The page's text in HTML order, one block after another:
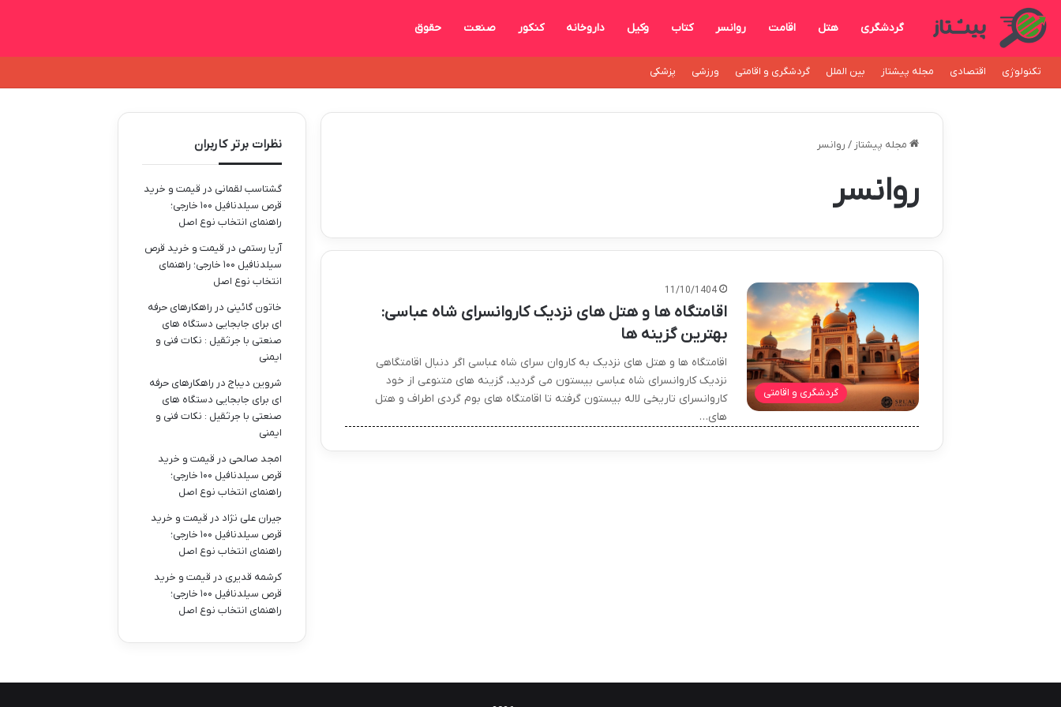
گردشگری هتل اقامت روانسر کتاب وکیل داروخانه کنکور صنعت حقوق
تکنولوژی اقتصادی مجله پیشتاز بین الملل گردشگری و اقامتی ورزشی پزشکی
مجله پیشتاز / روانسر
روانسر
گردشگری و اقامتی
11/10/1404
اقامتگاه ها و هتل های نزدیک کاروانسرای شاه عباسی:
بهترین گزینه ها
اقامتگاه ها و هتل های نزدیک به کاروان سرای شاه عباسی اگر دنبال اقامتگاهی
نزدیک کاروانسرای شاه عباسی بیستون می گردید، گزینه های متنوعی از خود
کاروانسرای تاریخی لاله بیستون گرفته تا اقامتگاه های بوم گردی اطراف و هتل
های…
نظرات برتر کاربران
گشتاسب لقمانی در قیمت و خرید
قرص سیلدنافیل ۱۰۰ خارجی؛
راهنمای انتخاب نوع اصل
آریا رستمی در قیمت و خرید قرص
سیلدنافیل ۱۰۰ خارجی؛ راهنمای
انتخاب نوع اصل
خاتون گائینی در راهکارهای حرفه
ای برای جابجایی دستگاه های
صنعتی با جرثقیل : نکات فنی و
ایمنی
شروین دیباجدر راهکارهای حرفه
ای برای جابجایی دستگاه های
صنعتی با جرثقیل : نکات فنی و
ایمنی
امجد صالحی در قیمت و خرید
قرص سیلدنافیل ۱۰۰ خارجی؛
راهنمای انتخاب نوع اصل
جیران علی نژاد در قیمت و خرید
قرص سیلدنافیل ۱۰۰ خارجی؛
راهنمای انتخاب نوع اصل
کرشمه قدیری در قیمت و خرید
قرص سیلدنافیل ۱۰۰ خارجی؛
راهنمای انتخاب نوع اصل